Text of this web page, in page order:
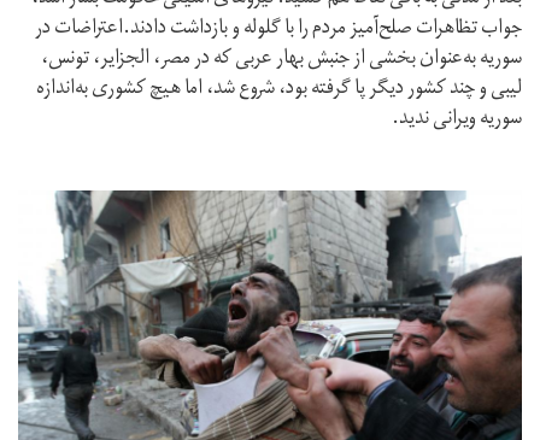
جواب تظاهرات صلح‌آمیز مردم را با گلوله و بازداشت دادند.اعتراضات در
سوریه به‌عنوان بخشی از جنبش بهار عربی که در مصر، الجزایر، تونس،
لیبی و چند کشور دیگر پا گرفته بود، شروع شد، اما هیچ کشوری به‌اندازه
سوریه ویرانی ندید.